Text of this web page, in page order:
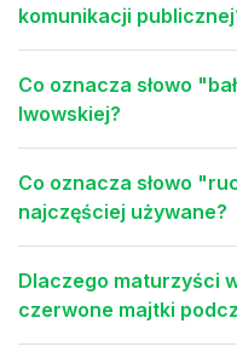
komunikacji
Co oznacza słowo
lwowskiej?
Co oznacza słowo
najczęściej używane?
Dlaczego maturzyści
czerwone majtki